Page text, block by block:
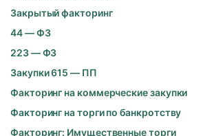
Закрытый факторинг
44 — ФЗ
223 — ФЗ
Закупки 615 — ПП
Факторинг на коммерческие закупки
Факторинг на торги по банкротству
Факторинг: Имущественные торги